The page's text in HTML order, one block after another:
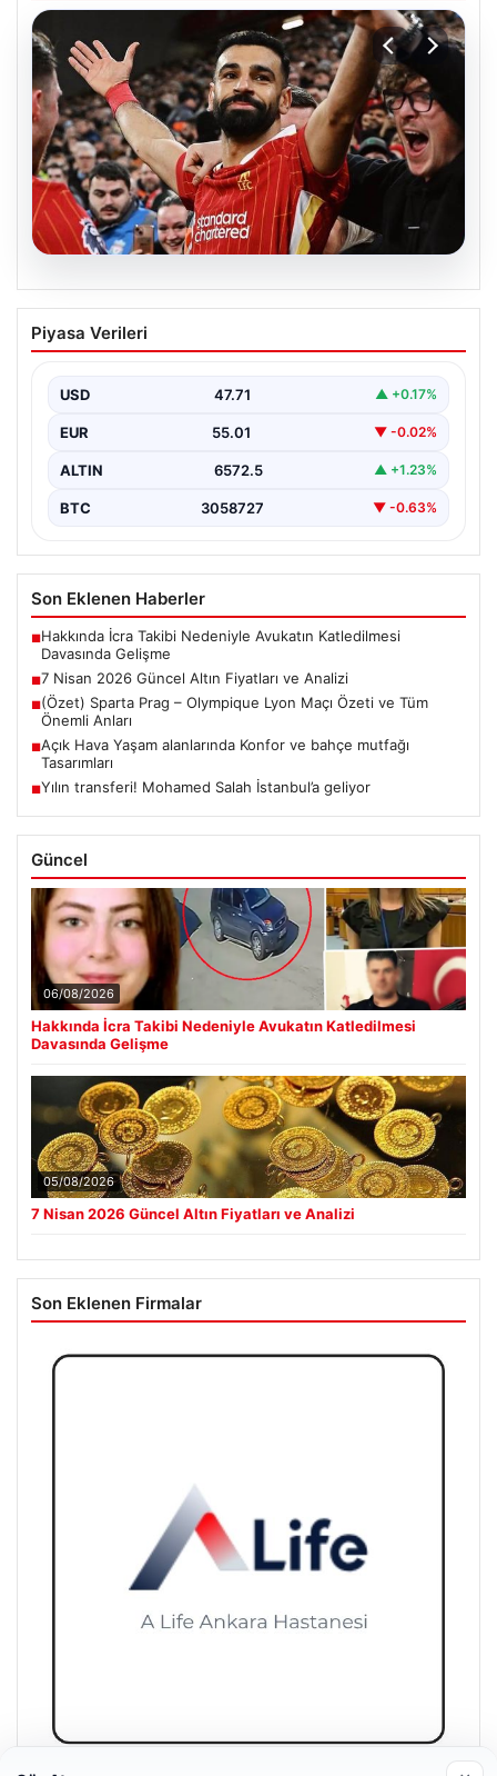
Samsun’da Halk Otobüsü Devrildi: 21
Kişi Hastaneye Kaldırıldı
büyük panik ve endişe yarattı. Sabah saatlerinde…
Piyasa Verileri
USD 47.71 ▲ +0.17%
EUR 55.01 ▼ -0.02%
ALTIN 6572.5 ▲ +1.23%
BTC 3058727 ▼ -0.63%
Son Eklenen Haberler
■Hakkında İcra Takibi Nedeniyle Avukatın Katledilmesi
Davasında Gelişme
■7 Nisan 2026 Güncel Altın Fiyatları ve Analizi
■(Özet) Sparta Prag – Olympique Lyon Maçı Özeti ve Tüm
Önemli Anları
■Açık Hava Yaşam alanlarında Konfor ve bahçe mutfağı
Tasarımları
■Yılın transferi! Mohamed Salah İstanbul’a geliyor
Güncel
06/08/2026
Hakkında İcra Takibi Nedeniyle Avukatın Katledilmesi
Davasında Gelişme
05/08/2026
7 Nisan 2026 Güncel Altın Fiyatları ve Analizi
Son Eklenen Firmalar